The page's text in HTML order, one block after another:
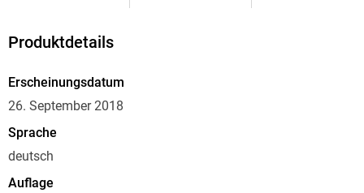
Produktdetails
Erscheinungsdatum
26. September 2018
Sprache
deutsch
Auflage